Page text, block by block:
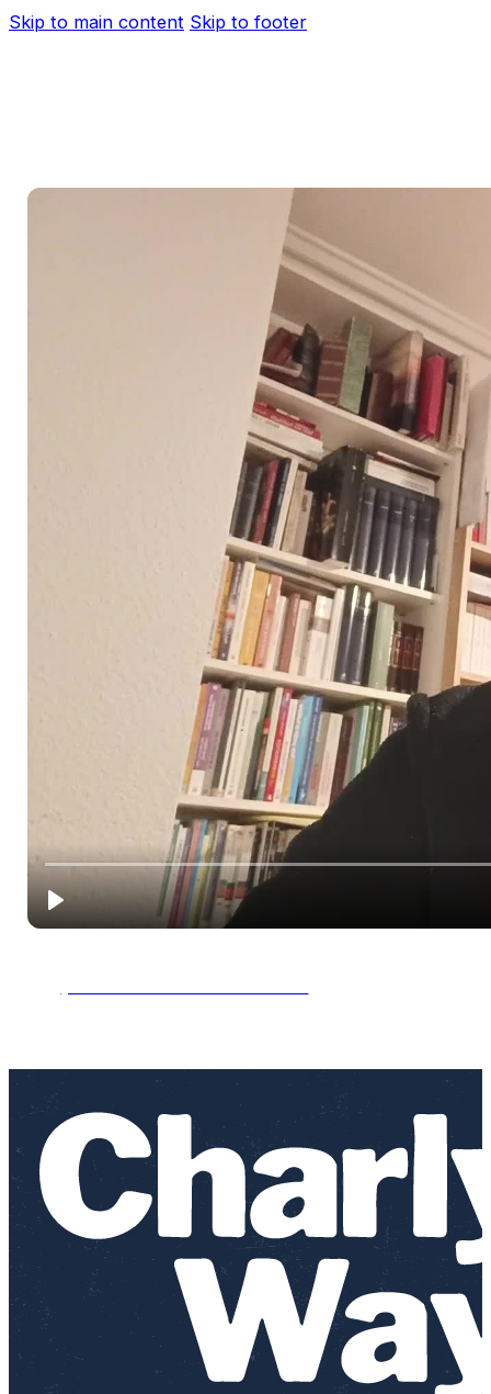
Skip to main content Skip to footer